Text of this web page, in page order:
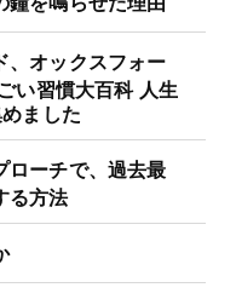
、オックスフォー
い習慣大百科 人生
ました
ーチで、過去最
る方法